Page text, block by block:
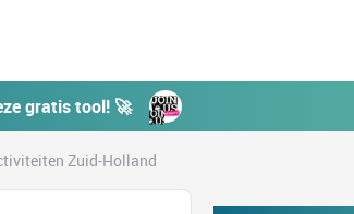
gratis tool! 🚀
Zuid-Holland